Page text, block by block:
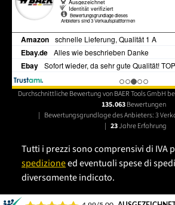
Durchschnittliche Bewertung von BAER Tools GmbH
135.063Bewertungen
| Bewertungsgrundlage des Anbieters: 3
| 23Jahre Erfahrung
Tutti i prezzi sono comprensivi di IVA
spedizioneed eventuali spese di
diversamente indicato.